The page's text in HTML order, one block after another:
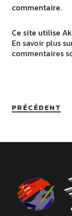
commentaire.
Ce site utilise
En savoir plus
commentaires
PRÉCÉDENT